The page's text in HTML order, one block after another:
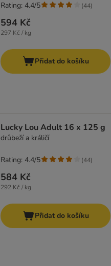
594 Kč
297 Kč / kg
Rating: 4.4/5 (44)
Přidat do košíku
Lucky Lou Adult 16 x 125 g
drůbeží a králičí
584 Kč
292 Kč / kg
Rating: 4.4/5 (44)
Přidat do košíku